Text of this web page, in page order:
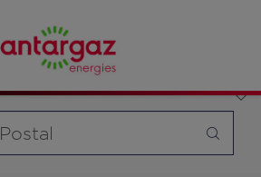
type de point de vente (revendeur /
de bouteilles de gaz ou station GPL
carburant)